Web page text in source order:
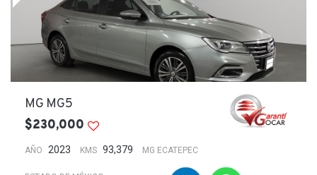
MG MG5
$230,000
AÑO 2023 KMS 93,379 MG ECATEPEC